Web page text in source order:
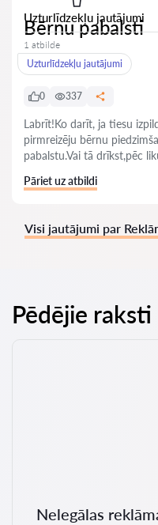
Uzturlīdzekļu jautājumi
Bērnu pabalsti
1 atbilde
Uzturlīdzekļu jautājumi
0 337
Labrīt!Ko darīt, ja tiesu
pirmreizēju bērnu
pabalstu.Vai tā drīkst,pēc
Pāriet uz atbildi
Visi jautājumi par
Pēdējie raksti
Nelegālas